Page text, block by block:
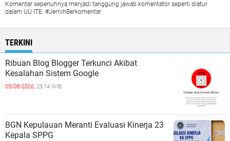
Komentar sepenuhnya menjadi tanggung jawab komentator seperti diatur
dalam UU ITE. #JernihBerkomentar
TERKINI
Ribuan Blog Blogger Terkunci Akibat
Kesalahan Sistem Google
05/08/2026, 23:14 WIB
BGN Kepulauan Meranti Evaluasi Kinerja 23
Kepala SPPG